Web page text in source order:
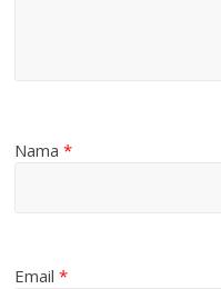
Nama*
Email*